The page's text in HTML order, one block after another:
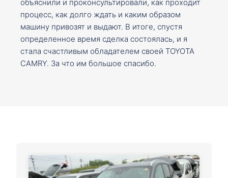
объяснили и проконсультировали, как проходит
процесс, как долго ждать и каким образом
машину привозят и выдают. В итоге, спустя
определенное время сделка состоялась, и я
стала счастливым обладателем своей TOYOTA
CAMRY. За что им большое спасибо.